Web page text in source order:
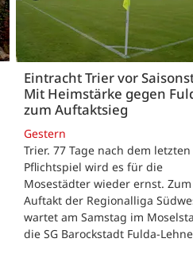
Eintracht Trier vor
Mit Heimstärke gegen
zum Auftaktsieg
Gestern
Trier. 77 Tage nach dem letzten
Pflichtspiel wird es für die
Mosestädter wieder ernst. Zum
Auftakt der Regionalliga
wartet am Samstag im
die SG Barockstadt Fulda-